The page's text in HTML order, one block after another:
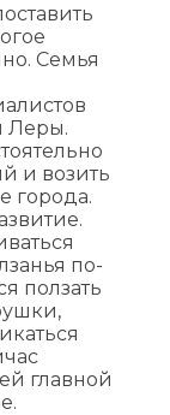
Семья
Леры.
и возить
города.
по-
ползать
главной